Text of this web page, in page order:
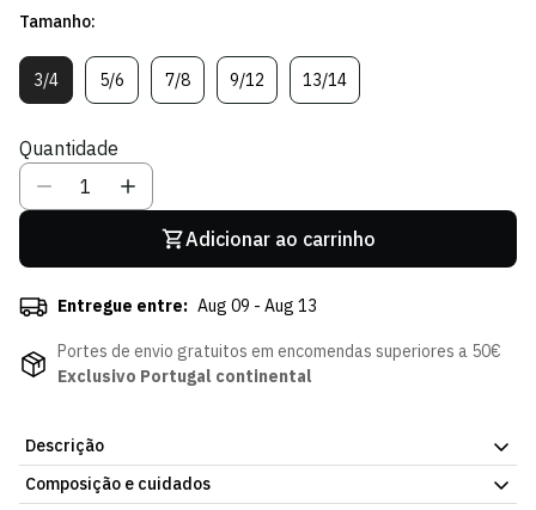
Sócio
Tamanho:
3/4Variante
Esgotada
Indisponível
5/6Variante
Esgotada
Indisponível
7/8Variante
Esgotada
9/12Variante
Esgotada
13/14Variante
Esgotada
Quantidade
Adicionar ao carrinho
Entregue entre: Aug 09 - Aug 13
Portes de envio gratuitos em encomendas superiores a 50€
Exclusivo Portugal continental
Descrição
O T-shirt Verde Equality de Criança Sporting CP representa uma
Composição e cuidados